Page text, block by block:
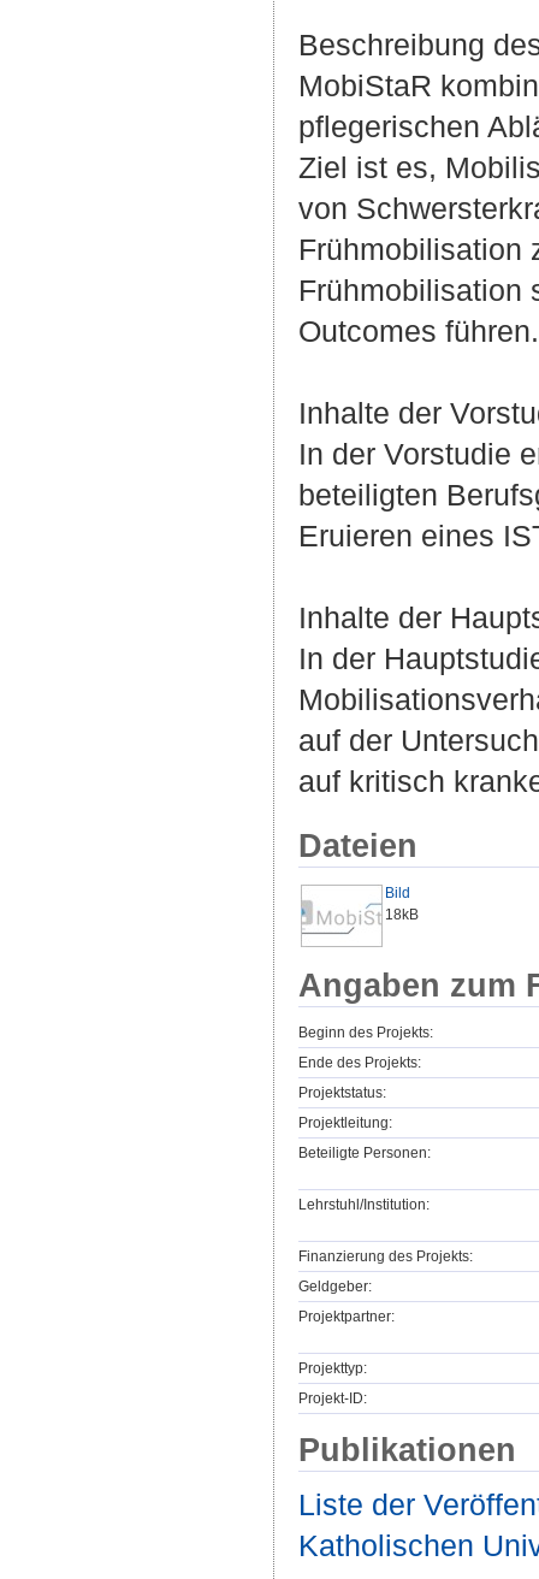
Beschreibung
MobiStaR
pflegerischen
Ziel ist es,
von
Frühmobilisation
Frühmobilisation
Outcomes führen.
Inhalte der
In der Vorstudie
beteiligten
Eruieren eines
Inhalte der
In der
auf der
auf kritisch
Dateien
Bild
18kB
Angaben zum
Beginn des Projekts:
Ende des Projekts:
Projektstatus:
Projektleitung:
Beteiligte Personen:
Lehrstuhl/Institution:
Finanzierung des Projekts:
Geldgeber:
Projektpartner:
Projekttyp:
Projekt-ID:
Publikationen
Liste der
Katholischen